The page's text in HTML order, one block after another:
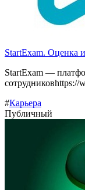
StartExam. Оценка
StartExam —
сотрудниковhttps://
#Карьера
Публичный